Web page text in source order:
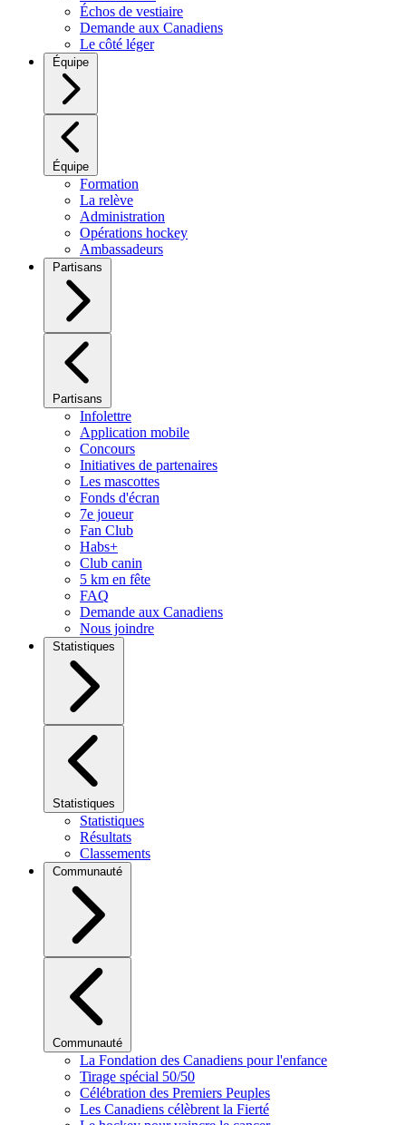
Échos de vestiaire
Demande aux Canadiens
Le côté léger
Équipe
Équipe
Formation
La relève
Administration
Opérations hockey
Ambassadeurs
Partisans
Partisans
Infolettre
Application mobile
Concours
Initiatives de partenaires
Les mascottes
Fonds d'écran
7e joueur
Fan Club
Habs+
Club canin
5 km en fête
FAQ
Demande aux Canadiens
Nous joindre
Statistiques
Statistiques
Statistiques
Résultats
Classements
Communauté
Communauté
La Fondation des Canadiens pour l'enfance
Tirage spécial 50/50
Célébration des Premiers Peuples
Les Canadiens célèbrent la Fierté